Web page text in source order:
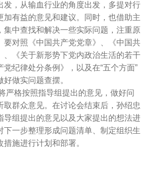
发，从输血行业的角度出发，多提对行
加有益的意见和建议。同时，也借助主
集中查找和解决一些实际问题，注重原
要对照《中国共产党党章》、《中国共
、《关于新形势下党内政治生活的若干
党纪律处分条例》，以及在“五个方面”
做实问题查摆。
格按照指导组提出的意见，做好问
取群众意见。在讨论会结束后，孙绍忠
导组提出的意见以及大家提出的想法进
下一步整理形成问题清单、制定组织生
施进行计划和部署。